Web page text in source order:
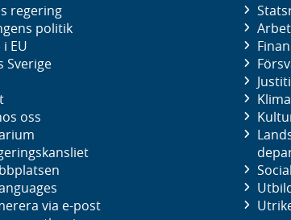
regering
politik
EU
Sverige
oss
via e-post